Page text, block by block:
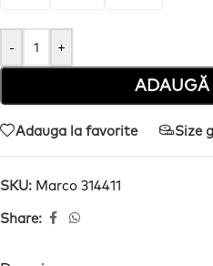
- +
Adauga la favorite Size
SKU: Marco 314411
Share: